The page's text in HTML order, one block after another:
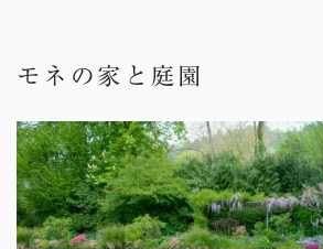
モネの家と庭園